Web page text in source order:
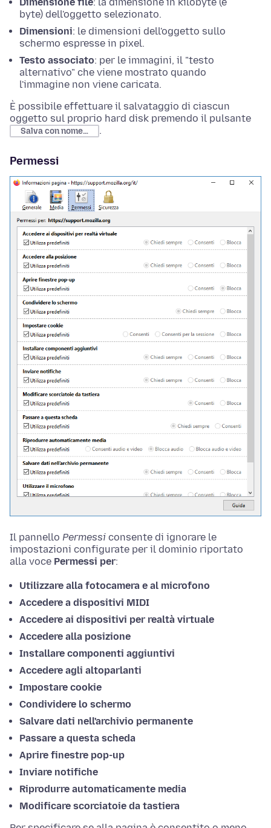
byte) dell'oggetto selezionato.
Dimensioni: le dimensioni dell'oggetto sullo
schermo espresse in pixel.
Testo associato: per le immagini, il "testo
alternativo" che viene mostrato quando
l'immagine non viene caricata.
È possibile effettuare il salvataggio di ciascun
oggetto sul proprio hard disk premendo il pulsante
Salva con nome… .
Permessi
Il pannello Permessi consente di ignorare le
impostazioni configurate per il dominio riportato
alla voce Permessi per:
Utilizzare alla fotocamera e al microfono
Accedere a dispositivi MIDI
Accedere ai dispositivi per realtà virtuale
Accedere alla posizione
Installare componenti aggiuntivi
Accedere agli altoparlanti
Impostare cookie
Condividere lo schermo
Salvare dati nell'archivio permanente
Passare a questa scheda
Aprire finestre pop-up
Inviare notifiche
Riprodurre automaticamente media
Modificare scorciatoie da tastiera